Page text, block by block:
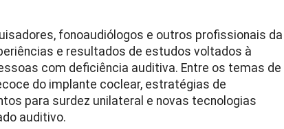
fonoaudiólogos e outros profissionais da
e resultados de estudos voltados à
com deficiência auditiva. Entre os temas de
do implante coclear, estratégias de
para surdez unilateral e novas tecnologias
auditivo.